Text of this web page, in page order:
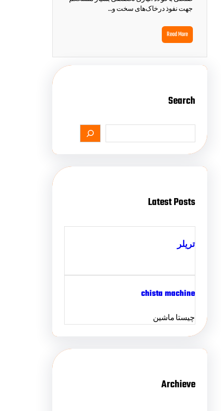
جهت نفوذ درخاک‌های سخت و…
Read More
Search
Latest Posts
تریلر
chista machine
چیستا ماشین
Archieve